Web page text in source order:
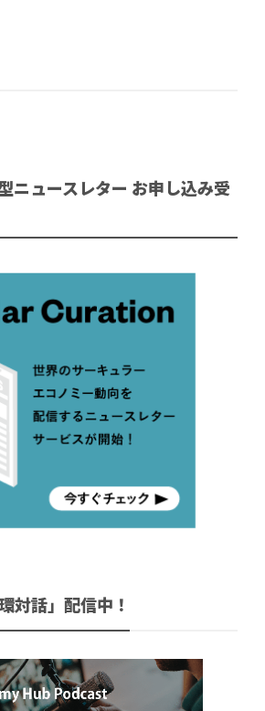
ニュースレター お申し込み受
対話」配信中！